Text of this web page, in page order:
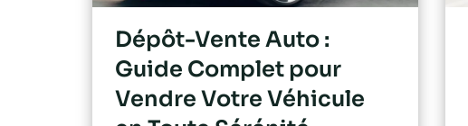
Dépôt-Vente Auto :
Guide Complet pour
Vendre Votre Véhicule